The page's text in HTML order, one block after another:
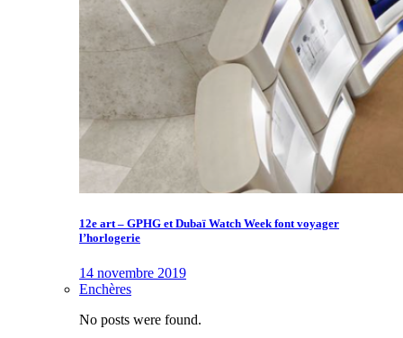
12e art – GPHG et Dubaï Watch Week font voyager
l’horlogerie
14 novembre 2019
Enchères
No posts were found.